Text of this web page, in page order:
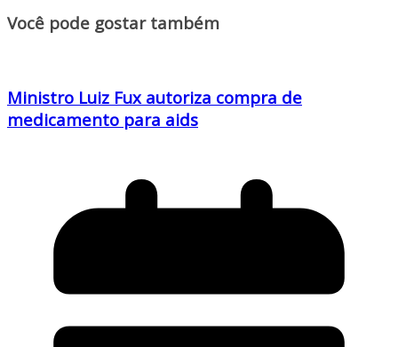
Você pode gostar também
Ministro Luiz Fux autoriza compra de
medicamento para aids